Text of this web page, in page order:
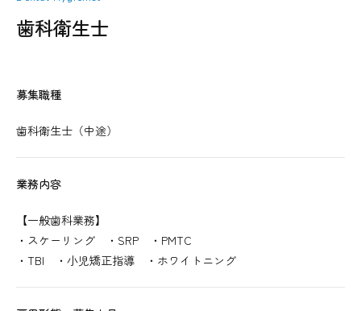
歯科衛生士
募集職種
歯科衛生士（中途）
業務内容
【一般歯科業務】
・スケーリング ・SRP ・PMTC
・TBI ・小児矯正指導 ・ホワイトニング